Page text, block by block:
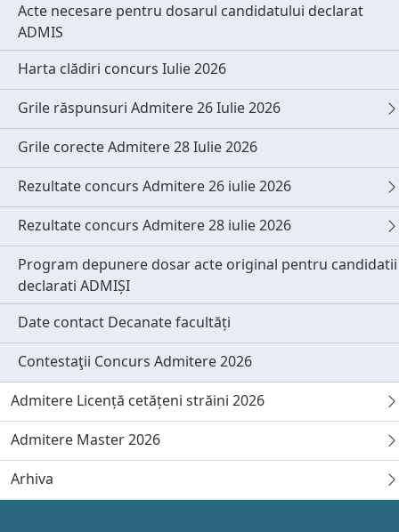
Acte necesare pentru dosarul candidatului declarat
ADMIS
Harta clădiri concurs Iulie 2026
Grile răspunsuri Admitere 26 Iulie 2026
Grile corecte Admitere 28 Iulie 2026
Rezultate concurs Admitere 26 iulie 2026
Rezultate concurs Admitere 28 iulie 2026
Program depunere dosar acte original pentru candidatii
declarati ADMIȘI
Date contact Decanate facultăți
Contestaţii Concurs Admitere 2026
Admitere Licență cetățeni străini 2026
Admitere Master 2026
Arhiva